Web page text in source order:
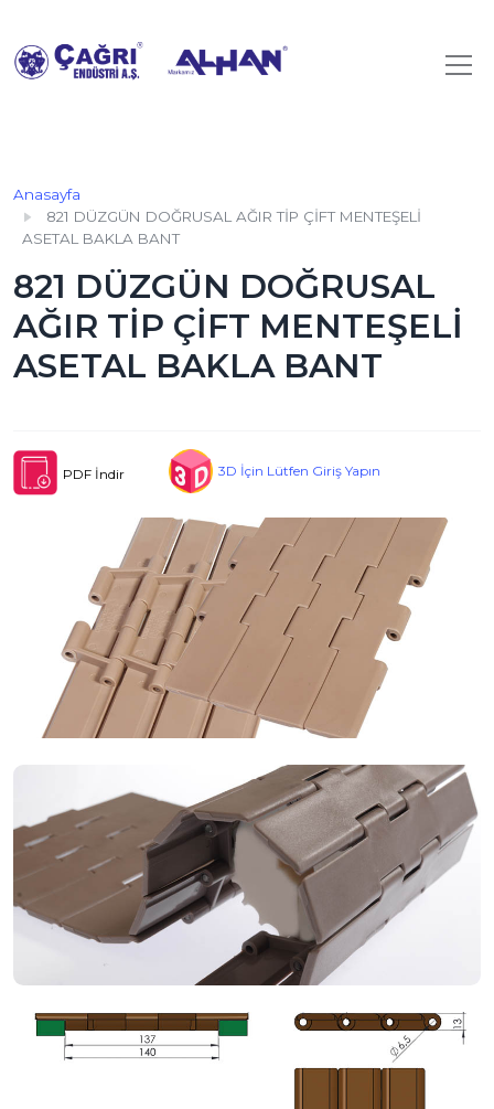
Anasayfa
821 DÜZGÜN DOĞRUSAL AĞIR TİP ÇİFT MENTEŞELİ
ASETAL BAKLA BANT
821 DÜZGÜN DOĞRUSAL
AĞIR TİP ÇİFT MENTEŞELİ
ASETAL BAKLA BANT
PDF İndir 3D İçin Lütfen Giriş Yapın